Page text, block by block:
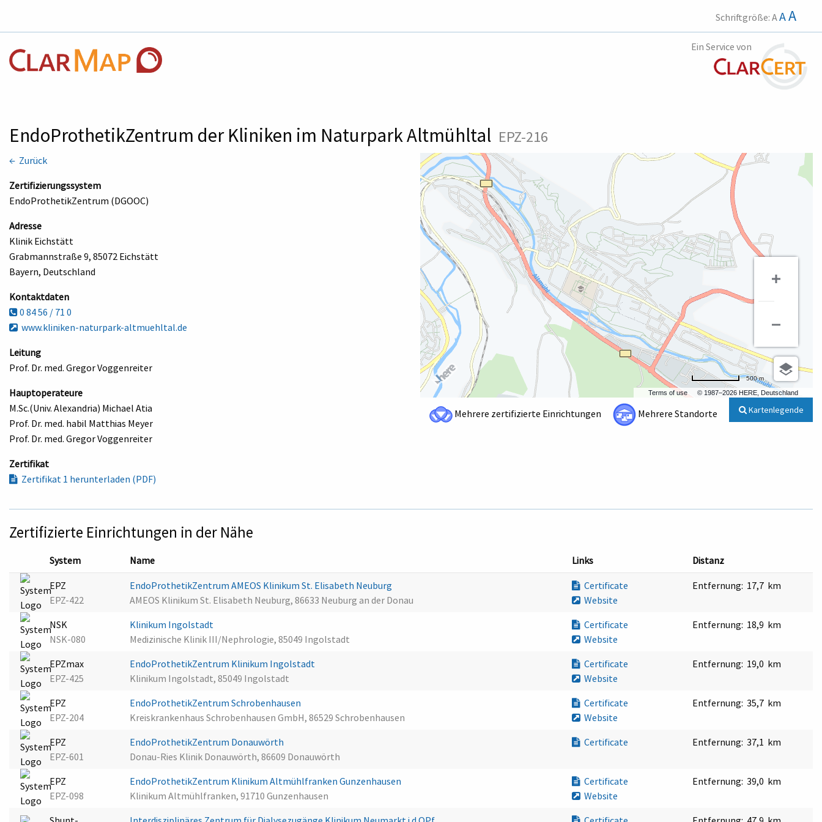
Schriftgröße: AAA
Ein Service von
EndoProthetikZentrum der Kliniken im Naturpark Altmühltal EPZ-216
← Zurück
Zertifizierungssystem
EndoProthetikZentrum (DGOOC)
Adresse
Klinik Eichstätt
Grabmannstraße 9, 85072 Eichstätt
Bayern, Deutschland
Kontaktdaten
0 84 56 / 71 0
www.kliniken-naturpark-altmuehltal.de
Leitung
Prof. Dr. med. Gregor Voggenreiter
Hauptoperateure
M.Sc.(Univ. Alexandria) Michael Atia
Prof. Dr. med. habil Matthias Meyer
Prof. Dr. med. Gregor Voggenreiter
Zertifikat
Zertifikat 1 herunterladen (PDF)
Terms of use © 1987–2026 HERE, Deutschland
500 m
Mehrere zertifizierte Einrichtungen Mehrere Standorte Kartenlegende
Zertifizierte Einrichtungen in der Nähe
System Name Links Distanz
EPZ
EPZ-422
EndoProthetikZentrum AMEOS Klinikum St. Elisabeth Neuburg
AMEOS Klinikum St. Elisabeth Neuburg, 86633 Neuburg an der Donau
Certificate
Website
Entfernung: 17,7 km
NSK
NSK-080
Klinikum Ingolstadt
Medizinische Klinik III/Nephrologie, 85049 Ingolstadt
Certificate
Website
Entfernung: 18,9 km
EPZmax
EPZ-425
EndoProthetikZentrum Klinikum Ingolstadt
Klinikum Ingolstadt, 85049 Ingolstadt
Certificate
Website
Entfernung: 19,0 km
EPZ
EPZ-204
EndoProthetikZentrum Schrobenhausen
Kreiskrankenhaus Schrobenhausen GmbH, 86529 Schrobenhausen
Certificate
Website
Entfernung: 35,7 km
EPZ
EPZ-601
EndoProthetikZentrum Donauwörth
Donau-Ries Klinik Donauwörth, 86609 Donauwörth
Certificate Entfernung: 37,1 km
EPZ
EPZ-098
EndoProthetikZentrum Klinikum Altmühlfranken Gunzenhausen
Klinikum Altmühlfranken, 91710 Gunzenhausen
Certificate
Website
Entfernung: 39,0 km